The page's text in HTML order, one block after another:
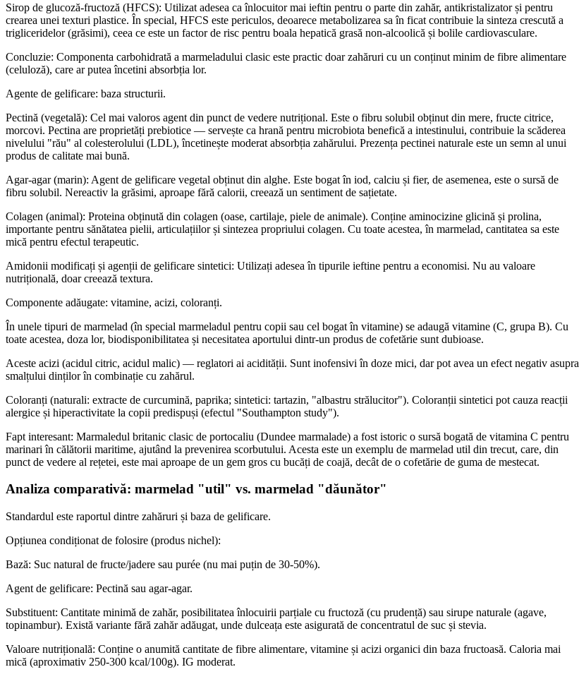
Sirop de glucoză-fructoză (HFCS): Utilizat adesea ca înlocuitor mai ieftin pentru o parte din zahăr, antikristalizator și pentru
crearea unei texturi plastice. În special, HFCS este periculos, deoarece metabolizarea sa în ficat contribuie la sinteza crescută a
trigliceridelor (grăsimi), ceea ce este un factor de risc pentru boala hepatică grasă non-alcoolică și bolile cardiovasculare.
Concluzie: Componenta carbohidrată a marmeladului clasic este practic doar zahăruri cu un conținut minim de fibre alimentare
(celuloză), care ar putea încetini absorbția lor.
Agente de gelificare: baza structurii.
Pectină (vegetală): Cel mai valoros agent din punct de vedere nutrițional. Este o fibru solubil obținut din mere, fructe citrice,
morcovi. Pectina are proprietăți prebiotice — servește ca hrană pentru microbiota benefică a intestinului, contribuie la scăderea
nivelului "rău" al colesterolului (LDL), încetinește moderat absorbția zahărului. Prezența pectinei naturale este un semn al unui
produs de calitate mai bună.
Agar-agar (marin): Agent de gelificare vegetal obținut din alghe. Este bogat în iod, calciu și fier, de asemenea, este o sursă de
fibru solubil. Nereactiv la grăsimi, aproape fără calorii, creează un sentiment de sațietate.
Colagen (animal): Proteina obținută din colagen (oase, cartilaje, piele de animale). Conține aminocizine glicină și prolina,
importante pentru sănătatea pielii, articulațiilor și sintezea propriului colagen. Cu toate acestea, în marmelad, cantitatea sa este
mică pentru efectul terapeutic.
Amidonii modificați și agenții de gelificare sintetici: Utilizați adesea în tipurile ieftine pentru a economisi. Nu au valoare
nutrițională, doar creează textura.
Componente adăugate: vitamine, acizi, coloranți.
În unele tipuri de marmelad (în special marmeladul pentru copii sau cel bogat în vitamine) se adaugă vitamine (C, grupa B). Cu
toate acestea, doza lor, biodisponibilitatea și necesitatea aportului dintr-un produs de cofetărie sunt dubioase.
Aceste acizi (acidul citric, acidul malic) — reglatori ai acidității. Sunt inofensivi în doze mici, dar pot avea un efect negativ asupra
smalțului dinților în combinație cu zahărul.
Coloranți (naturali: extracte de curcumină, paprika; sintetici: tartazin, "albastru strălucitor"). Coloranții sintetici pot cauza reacții
alergice și hiperactivitate la copii predispuși (efectul "Southampton study").
Fapt interesant: Marmaledul britanic clasic de portocaliu (Dundee marmalade) a fost istoric o sursă bogată de vitamina C pentru
marinari în călătorii maritime, ajutând la prevenirea scorbutului. Acesta este un exemplu de marmelad util din trecut, care, din
punct de vedere al rețetei, este mai aproape de un gem gros cu bucăți de coajă, decât de o cofetărie de guma de mestecat.
Analiza comparativă: marmelad "util" vs. marmelad "dăunător"
Standardul este raportul dintre zahăruri și baza de gelificare.
Opțiunea condiționat de folosire (produs nichel):
Bază: Suc natural de fructe/jadere sau purée (nu mai puțin de 30-50%).
Agent de gelificare: Pectină sau agar-agar.
Substituent: Cantitate minimă de zahăr, posibilitatea înlocuirii parțiale cu fructoză (cu prudență) sau sirupe naturale (agave,
topinambur). Există variante fără zahăr adăugat, unde dulceața este asigurată de concentratul de suc și stevia.
Valoare nutrițională: Conține o anumită cantitate de fibre alimentare, vitamine și acizi organici din baza fructoasă. Caloria mai
mică (aproximativ 250-300 kcal/100g). IG moderat.